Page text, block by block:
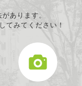
あります。
てみてください！